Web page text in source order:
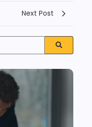
Next Post